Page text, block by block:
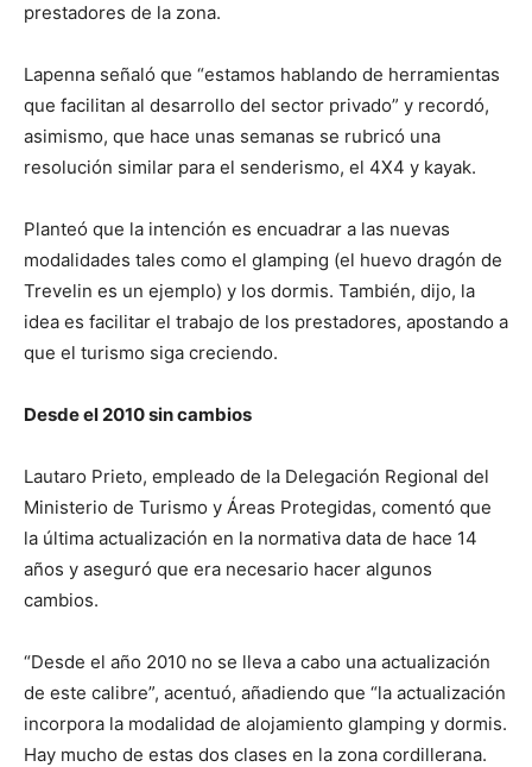
prestadores de la zona.
Lapenna señaló que “estamos hablando de herramientas
que facilitan al desarrollo del sector privado” y recordó,
asimismo, que hace unas semanas se rubricó una
resolución similar para el senderismo, el 4X4 y kayak.
Planteó que la intención es encuadrar a las nuevas
modalidades tales como el glamping (el huevo dragón de
Trevelin es un ejemplo) y los dormis. También, dijo, la
idea es facilitar el trabajo de los prestadores, apostando a
que el turismo siga creciendo.
Desde el 2010 sin cambios
Lautaro Prieto, empleado de la Delegación Regional del
Ministerio de Turismo y Áreas Protegidas, comentó que
la última actualización en la normativa data de hace 14
años y aseguró que era necesario hacer algunos
cambios.
“Desde el año 2010 no se lleva a cabo una actualización
de este calibre”, acentuó, añadiendo que “la actualización
incorpora la modalidad de alojamiento glamping y dormis.
Hay mucho de estas dos clases en la zona cordillerana.